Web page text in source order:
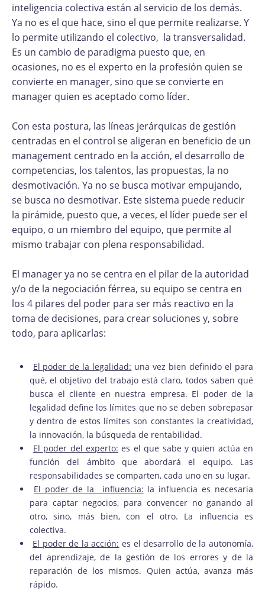
inteligencia colectiva están al servicio de los demás.
Ya no es el que hace, sino el que permite realizarse. Y
lo permite utilizando el colectivo, la transversalidad.
Es un cambio de paradigma puesto que, en
ocasiones, no es el experto en la profesión quien se
convierte en manager, sino que se convierte en
manager quien es aceptado como líder.
Con esta postura, las líneas jerárquicas de gestión
centradas en el control se aligeran en beneficio de un
management centrado en la acción, el desarrollo de
competencias, los talentos, las propuestas, la no
desmotivación. Ya no se busca motivar empujando,
se busca no desmotivar. Este sistema puede reducir
la pirámide, puesto que, a veces, el líder puede ser el
equipo, o un miembro del equipo, que permite al
mismo trabajar con plena responsabilidad.
El manager ya no se centra en el pilar de la autoridad
y/o de la negociación férrea, su equipo se centra en
los 4 pilares del poder para ser más reactivo en la
toma de decisiones, para crear soluciones y, sobre
todo, para aplicarlas:
El poder de la legalidad: una vez bien definido el para
qué, el objetivo del trabajo está claro, todos saben qué
busca el cliente en nuestra empresa. El poder de la
legalidad define los límites que no se deben sobrepasar
y dentro de estos límites son constantes la creatividad,
la innovación, la búsqueda de rentabilidad.
El poder del experto: es el que sabe y quien actúa en
función del ámbito que abordará el equipo. Las
responsabilidades se comparten, cada uno en su lugar.
El poder de la influencia: la influencia es necesaria
para captar negocios, para convencer no ganando al
otro, sino, más bien, con el otro. La influencia es
colectiva.
El poder de la acción: es el desarrollo de la autonomía,
del aprendizaje, de la gestión de los errores y de la
reparación de los mismos. Quien actúa, avanza más
rápido.